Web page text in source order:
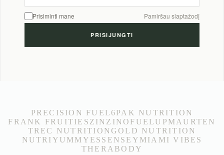
Prisiminti mane Pamiršau slaptažodį
PRECISION FUEL 6PAK NUTRITION
FRANK FRUITIES ZINZINO FUELUP MAURTEN
TREC NUTRITIONGOLD NUTRITION
NUTRIYUMMY ESSENSEY MIAMI VIBES
THERABODY